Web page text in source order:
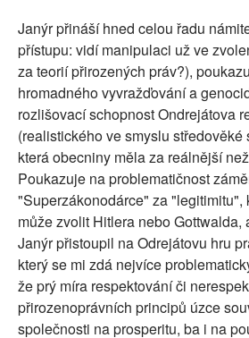
Janýr přináší hned celou řadu
přístupu: vidí manipulaci už ve
za teorií přirozených práv?),
hromadného vyvražďování a
rozlišovací schopnost Ondrejátova
(realistického ve smyslu
která obecniny měla za reálnější
Poukazuje na problematičnost
"Superzákonodárce" za "legitimitu",
může zvolit Hitlera nebo Gottwalda,
Janýr přistoupil na Odrejátovu hru
který se mi zdá nejvíce
že prý míra respektování či
přirozenoprávních principů úzce
společnosti na prosperitu, ba i na